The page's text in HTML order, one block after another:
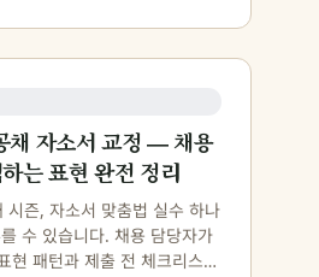
채 자소서 교정 — 채용
는 표현 완전 정리
즌, 자소서 맞춤법 실수 하나
수 있습니다. 채용 담당자가
현 패턴과 제출 전 체크리스트